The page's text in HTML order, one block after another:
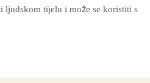
ljudskom tijelu i može se koristiti s